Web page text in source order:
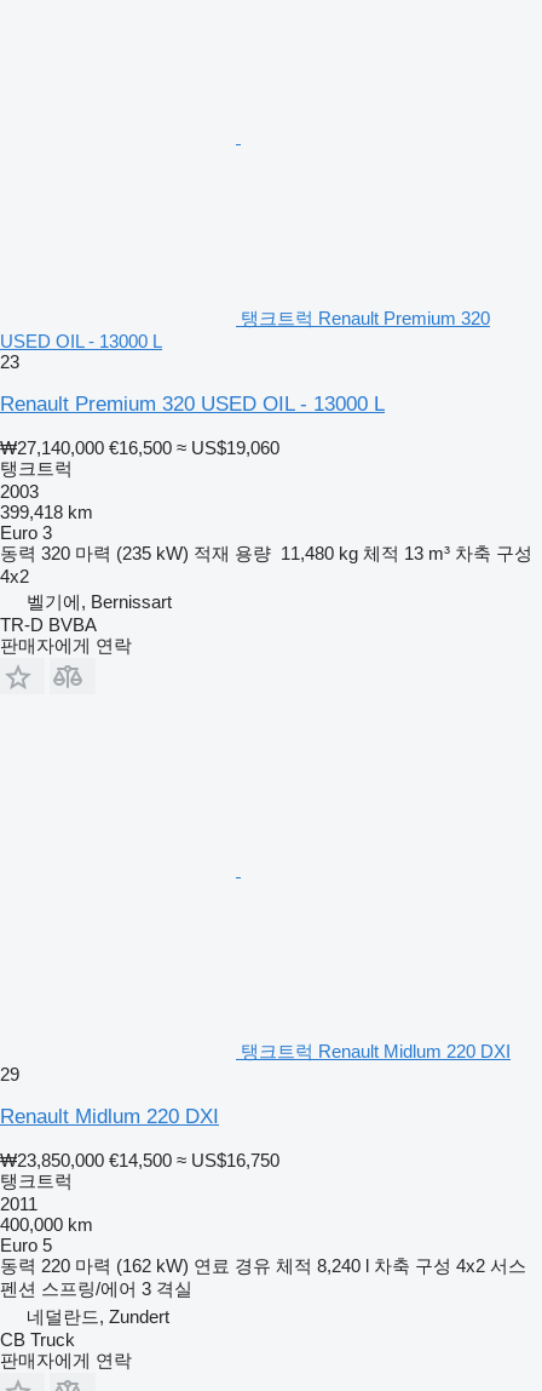
탱크트럭 Renault Premium 320
USED OIL - 13000 L
23
Renault Premium 320 USED OIL - 13000 L
₩27,140,000 €16,500 ≈ US$19,060
탱크트럭
2003
399,418 km
Euro 3
동력 320 마력 (235 kW) 적재 용량 11,480 kg 체적 13 m³ 차축 구성
4x2
벨기에, Bernissart
TR-D BVBA
판매자에게 연락
탱크트럭 Renault Midlum 220 DXI
29
Renault Midlum 220 DXI
₩23,850,000 €14,500 ≈ US$16,750
탱크트럭
2011
400,000 km
Euro 5
동력 220 마력 (162 kW) 연료 경유 체적 8,240 l 차축 구성 4x2 서스
펜션 스프링/에어 3 격실
네덜란드, Zundert
CB Truck
판매자에게 연락